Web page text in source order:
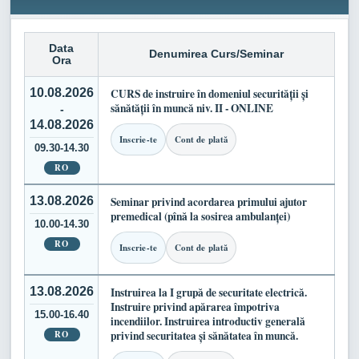
Data
Ora
Denumirea Curs/Seminar
10.08.2026
-
14.08.2026
09.30-14.30
RO
CURS de instruire în domeniul securității și
sănătății în muncă niv. II - ONLINE
Inscrie-te Cont de plată
13.08.2026
10.00-14.30
RO
Seminar privind acordarea primului ajutor
premedical (pînă la sosirea ambulanței)
Inscrie-te Cont de plată
13.08.2026
15.00-16.40
RO
Instruirea la I grupă de securitate electrică.
Instruire privind apărarea împotriva
incendiilor. Instruirea introductiv generală
privind securitatea și sănătatea în muncă.